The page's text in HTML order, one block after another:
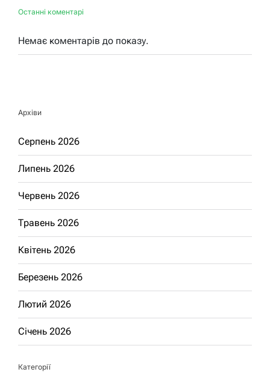
Останні коментарі
Немає коментарів до показу.
Архіви
Серпень 2026
Липень 2026
Червень 2026
Травень 2026
Квітень 2026
Березень 2026
Лютий 2026
Січень 2026
Категорії